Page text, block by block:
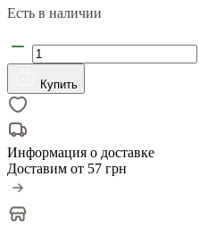
Есть в наличии
Купить
Информация о доставке
Доставим от 57 грн